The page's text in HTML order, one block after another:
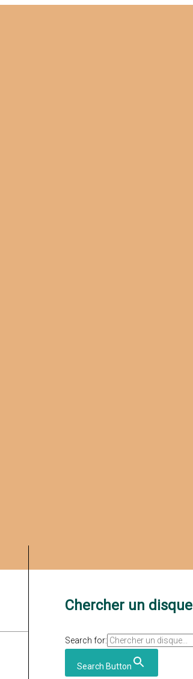
Chercher un disque
Search for:
Search Button